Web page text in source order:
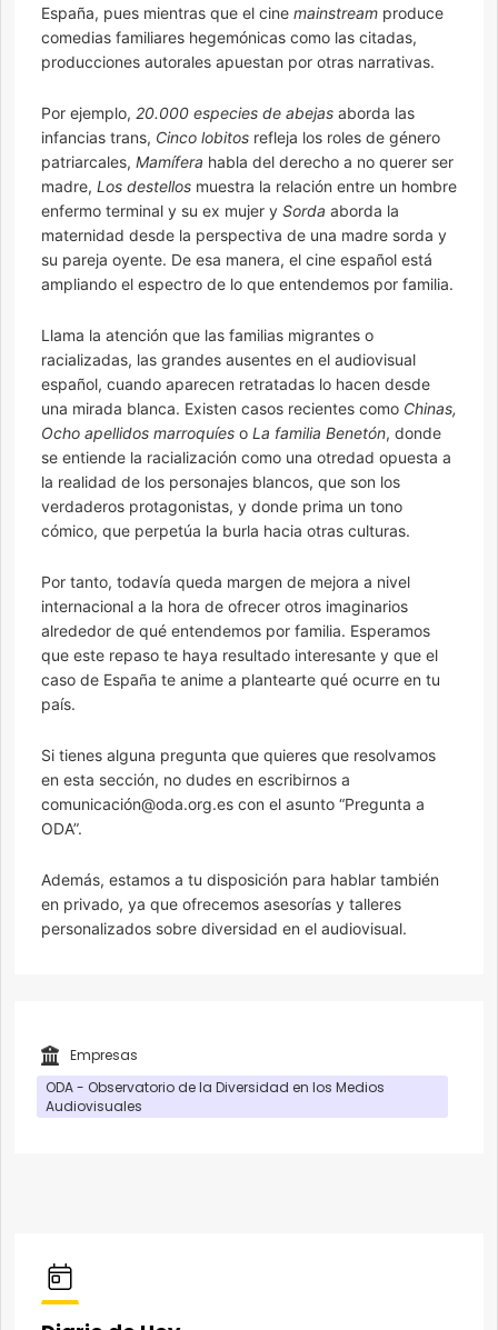
España, pues mientras que el cine mainstream produce
comedias familiares hegemónicas como las citadas,
producciones autorales apuestan por otras narrativas.
Por ejemplo, 20.000 especies de abejas aborda las
infancias trans, Cinco lobitos refleja los roles de género
patriarcales, Mamífera habla del derecho a no querer ser
madre, Los destellos muestra la relación entre un hombre
enfermo terminal y su ex mujer y Sorda aborda la
maternidad desde la perspectiva de una madre sorda y
su pareja oyente. De esa manera, el cine español está
ampliando el espectro de lo que entendemos por familia.
Llama la atención que las familias migrantes o
racializadas, las grandes ausentes en el audiovisual
español, cuando aparecen retratadas lo hacen desde
una mirada blanca. Existen casos recientes como Chinas,
Ocho apellidos marroquíes o La familia Benetón, donde
se entiende la racialización como una otredad opuesta a
la realidad de los personajes blancos, que son los
verdaderos protagonistas, y donde prima un tono
cómico, que perpetúa la burla hacia otras culturas.
Por tanto, todavía queda margen de mejora a nivel
internacional a la hora de ofrecer otros imaginarios
alrededor de qué entendemos por familia. Esperamos
que este repaso te haya resultado interesante y que el
caso de España te anime a plantearte qué ocurre en tu
país.
Si tienes alguna pregunta que quieres que resolvamos
en esta sección, no dudes en escribirnos a
comunicación@oda.org.es con el asunto “Pregunta a
ODA”.
Además, estamos a tu disposición para hablar también
en privado, ya que ofrecemos asesorías y talleres
personalizados sobre diversidad en el audiovisual.
Empresas
ODA - Observatorio de la Diversidad en los Medios
Audiovisuales